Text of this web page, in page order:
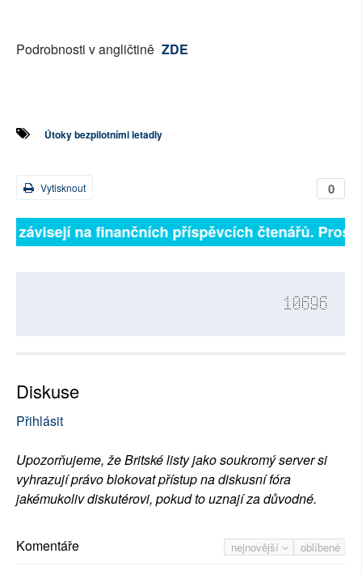
Podrobnosti v angličtině ZDE
Útoky bezpilotními letadly
0
Vytisknout
závisejí na finančních příspěvcích čtenářů.
10696
Diskuse
Přihlásit
Upozorňujeme, že Britské listy jako soukromý server si
vyhrazují právo blokovat přístup na diskusní fóra
jakémukoliv diskutérovi, pokud to uznají za důvodné.
nejnovější oblíbené
Komentáře